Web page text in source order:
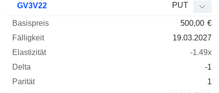
GV3V22 PUT
500,00 €
19.03.2027
-1.49x
-1
1